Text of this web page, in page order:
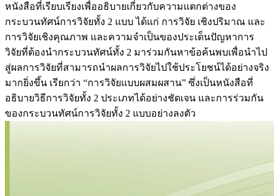
หนังสือที่เรียบเรียงเพื่ออธิบายเกี่ยวกับความแตกต่างของ
กระบวนทัศน์การวิจัยทั้ง 2 แบบ ได้แก่ การวิจัย เชิงปริมาณ และ
การวิจัยเชิงคุณภาพ และความจำเป็นของประเด็นปัญหาการ
วิจัยที่ต้องนำกระบวนทัศน์ทั้ง 2 มาร่วมกันหาข้อค้นพบเพื่อนำไป
สู่ผลการวิจัยที่สามารถนำผลการวิจัยไปใช้ประโยชน์ได้อย่างจริง
มากยิ่งขึ้น เรียกว่า “การวิจัยแบบผสมผสาน” ซึ่งเป็นหนังสือที่
อธิบายวิธีการวิจัยทั้ง 2 ประเภทได้อย่างชัดเจน และการร่วมกัน
ของกระบวนทัศน์การวิจัยทั้ง 2 แบบอย่างลงตัว